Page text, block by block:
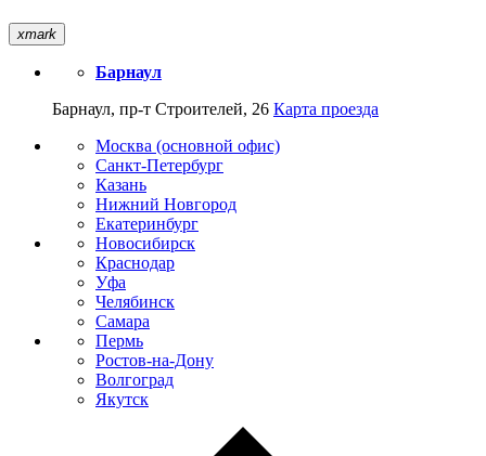
xmark
Барнаул
Барнаул, пр-т Строителей, 26 Карта проезда
Москва (основной офис)
Санкт-Петербург
Казань
Нижний Новгород
Екатеринбург
Новосибирск
Краснодар
Уфа
Челябинск
Самара
Пермь
Ростов-на-Дону
Волгоград
Якутск